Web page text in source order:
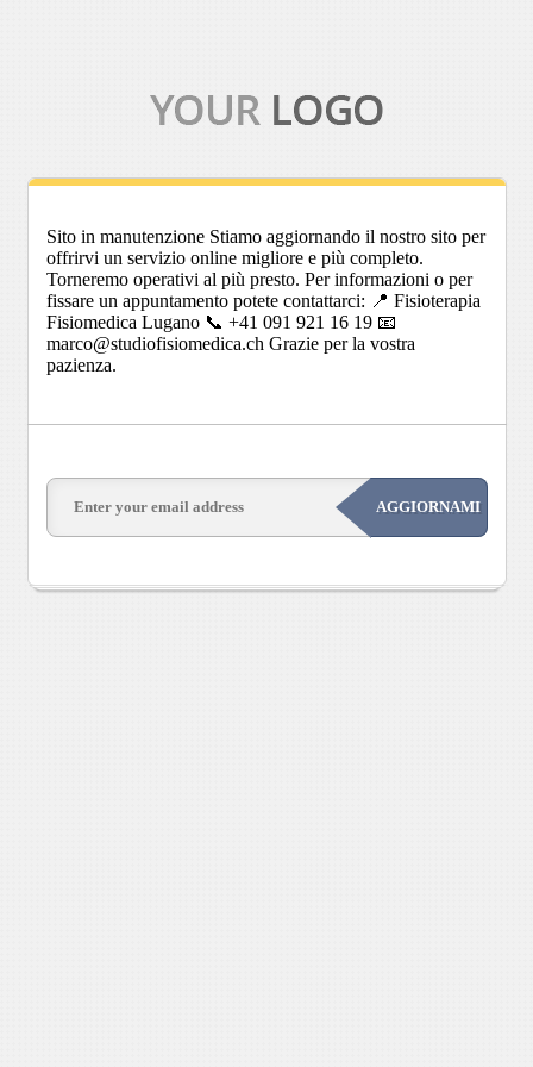
Sito in manutenzione Stiamo aggiornando il nostro sito per
offrirvi un servizio online migliore e più completo.
Torneremo operativi al più presto. Per informazioni o per
fissare un appuntamento potete contattarci: 📍 Fisioterapia
Fisiomedica Lugano 📞 +41 091 921 16 19 📧
marco@studiofisiomedica.ch Grazie per la vostra
pazienza.